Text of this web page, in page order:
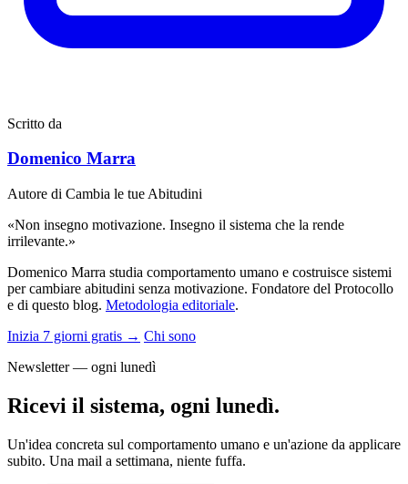
Scritto da
Domenico Marra
Autore di Cambia le tue Abitudini
«Non insegno motivazione. Insegno il sistema che la rende
irrilevante.»
Domenico Marra studia comportamento umano e costruisce sistemi
per cambiare abitudini senza motivazione. Fondatore del Protocollo
e di questo blog. Metodologia editoriale.
Inizia 7 giorni gratis → Chi sono
Newsletter — ogni lunedì
Ricevi il sistema, ogni lunedì.
Un'idea concreta sul comportamento umano e un'azione da applicare
subito. Una mail a settimana, niente fuffa.